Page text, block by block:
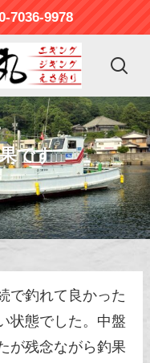
7036-9978
です
で釣れて良かった
状態でした。中盤
が残念ながら釣果